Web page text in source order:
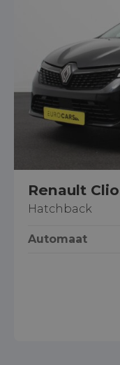
Renault Clio
Hatchback
Automaat